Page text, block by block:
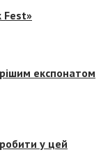
Fest»
експонатом
у цей